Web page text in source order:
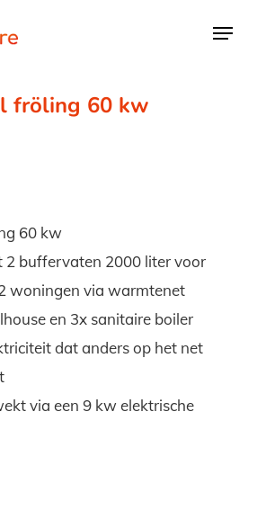
Menu
fröling 60 kw
60 kw
2 buffervaten 2000 liter voor
woningen via warmtenet
en 3x sanitaire boiler
dat anders op het net
via een 9 kw elektrische